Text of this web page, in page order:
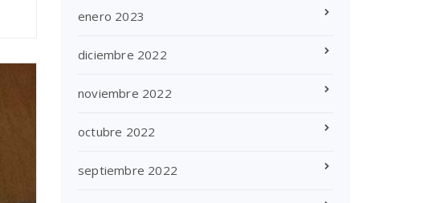
enero 2023
diciembre 2022
noviembre 2022
octubre 2022
septiembre 2022